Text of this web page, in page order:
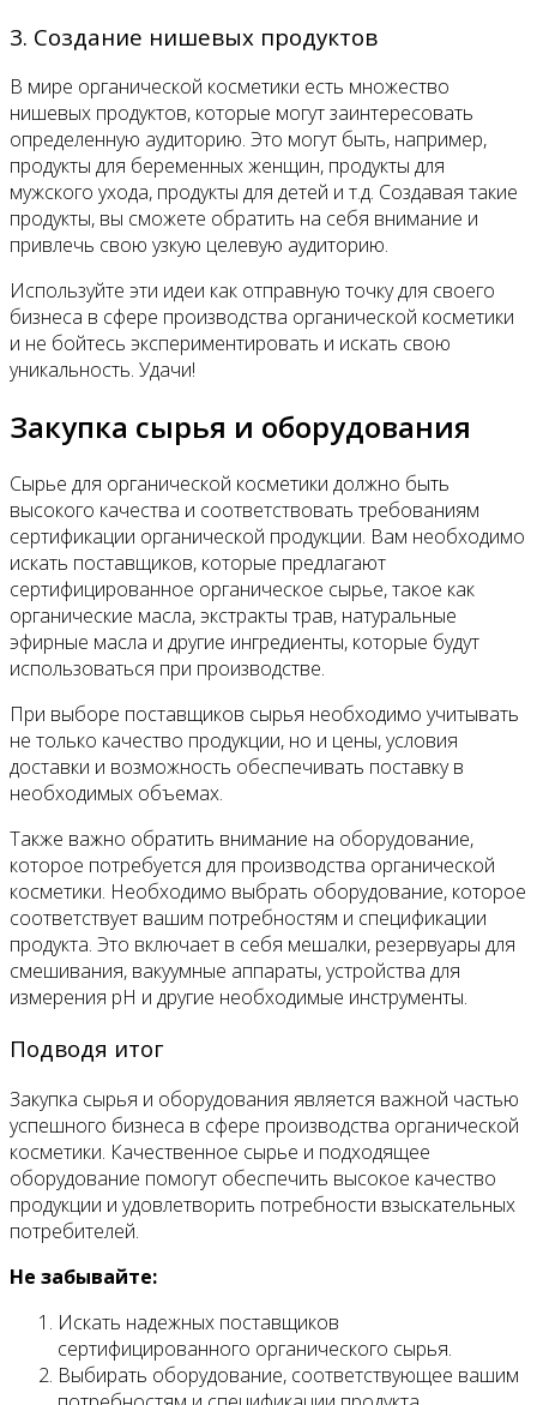
3. Создание нишевых продуктов
В мире органической косметики есть множество
нишевых продуктов, которые могут заинтересовать
определенную аудиторию. Это могут быть, например,
продукты для беременных женщин, продукты для
мужского ухода, продукты для детей и т.д. Создавая такие
продукты, вы сможете обратить на себя внимание и
привлечь свою узкую целевую аудиторию.
Используйте эти идеи как отправную точку для своего
бизнеса в сфере производства органической косметики
и не бойтесь экспериментировать и искать свою
уникальность. Удачи!
Закупка сырья и оборудования
Сырье для органической косметики должно быть
высокого качества и соответствовать требованиям
сертификации органической продукции. Вам необходимо
искать поставщиков, которые предлагают
сертифицированное органическое сырье, такое как
органические масла, экстракты трав, натуральные
эфирные масла и другие ингредиенты, которые будут
использоваться при производстве.
При выборе поставщиков сырья необходимо учитывать
не только качество продукции, но и цены, условия
доставки и возможность обеспечивать поставку в
необходимых объемах.
Также важно обратить внимание на оборудование,
которое потребуется для производства органической
косметики. Необходимо выбрать оборудование, которое
соответствует вашим потребностям и спецификации
продукта. Это включает в себя мешалки, резервуары для
смешивания, вакуумные аппараты, устройства для
измерения pH и другие необходимые инструменты.
Подводя итог
Закупка сырья и оборудования является важной частью
успешного бизнеса в сфере производства органической
косметики. Качественное сырье и подходящее
оборудование помогут обеспечить высокое качество
продукции и удовлетворить потребности взыскательных
потребителей.
Не забывайте:
Искать надежных поставщиков
сертифицированного органического сырья.
Выбирать оборудование, соответствующее вашим